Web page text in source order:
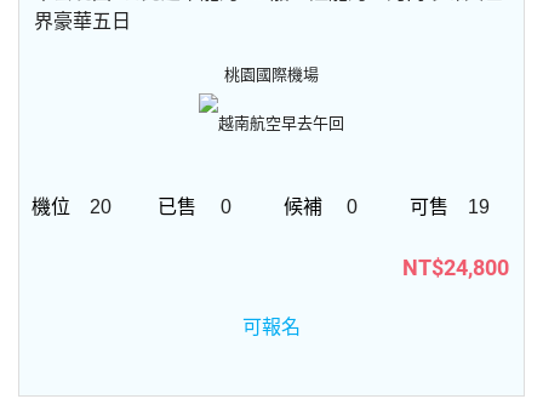
界豪華五日
桃園國際機場
越南航空早去午回
20 0 0 19
NT$24,800
可報名